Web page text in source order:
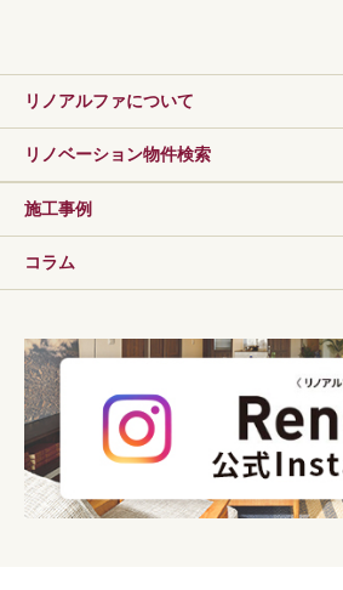
リノアルファについて
リノベーション物件検索
施工事例
コラム